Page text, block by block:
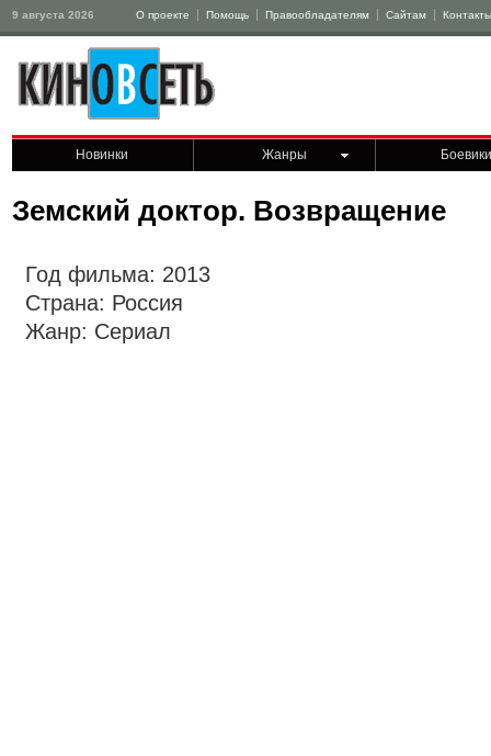
9 августа 2026 О проекте Помощь Правообладателям Сайтам Контакты
Новинки Жанры Боевики
Земский доктор. Возвращение
Год фильма: 2013
Страна: Россия
Жанр: Сериал